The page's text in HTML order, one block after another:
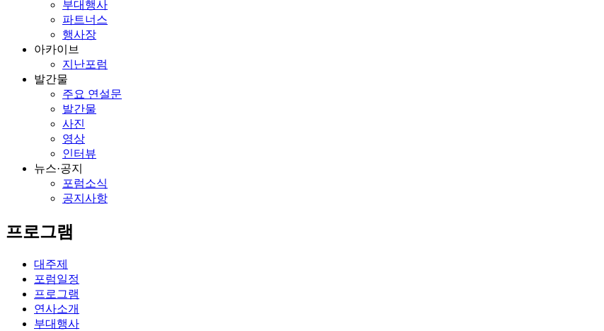
부대행사
파트너스
행사장
아카이브
지난포럼
발간물
주요 연설문
발간물
사진
영상
인터뷰
뉴스·공지
포럼소식
공지사항
프로그램
대주제
포럼일정
프로그램
연사소개
부대행사